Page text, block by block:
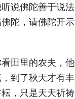
说佛陀善于说
陀，请佛陀开
看田里的农夫，
到了秋天才有
，只是天天祈